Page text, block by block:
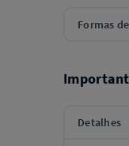
Formas
Detalhes